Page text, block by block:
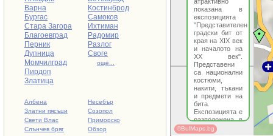
Варна
Бургас
Стара Загора
Благоевград
Перник
Дупница
Момчилград
Пирдоп
Златица
Костинброд
Самоков
Ихтиман
Радомир
Разлог
Своге
още...
Албена
Златни пясъци
Свети Влас
Слънчев бряг
Несебър
Созопол
Приморско
Обзор
показана в
експозицията
"Представителен
градски бит от
края на XIX век
и началото на
XX век".
Представени
са национални
костюми,
накити, тъкани
и предмети на
бита.
Експозицията е
разположена в
Етнографската
©BulMaps.bg